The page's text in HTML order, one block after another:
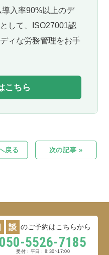
入率90%以上のデ
して、ISO27001認
ィな労務管理をお手
こちら
戻る 次の記事 »
談 のご予約はこちらから
050-5526-7185
平日：8:30~17:00